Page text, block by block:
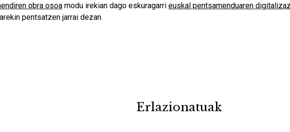
obra osoa modu irekian dago eskuragarri euskal pentsamenduaren
pentsatzen jarrai dezan.
Erlazionatuak